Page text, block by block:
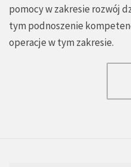
pomocy w zakresie rozwój
tym podnoszenie
operacje w tym zakresie.